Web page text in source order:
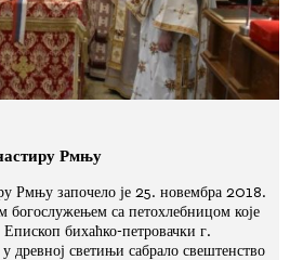
Рмњу
Рмњу започело је 25. новембра 2018.
богослужењем са петохлебницом које
бихаћко-петровачки г.
древној светињи сабрало свештенство